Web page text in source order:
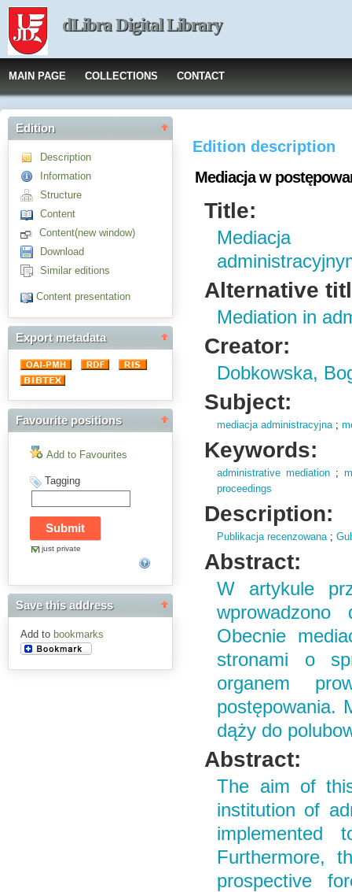
dLibra Digital Library
MAIN PAGE COLLECTIONS CONTACT
Edition
Description
Information
Structure
Content
Content(new window)
Download
Similar editions
Content presentation
Export metadata
Favourite positions
Add to Favourites
Tagging
just private
Save this address
Add to bookmarks
Edition description
Mediacja w
Title:
Mediacja
Alternative
Mediation in
Creator:
Dobkowska,
Subject:
mediacja administracyjna;
Keywords:
administrative mediation ;
proceedings
Description:
Publikacja recenzowana;
Abstract:
W artykule
wprowadzono
Obecnie
stronami o
organem
postępowania.
dąży do
Abstract:
The aim of
institution of
implemented
Furthermore,
prospective